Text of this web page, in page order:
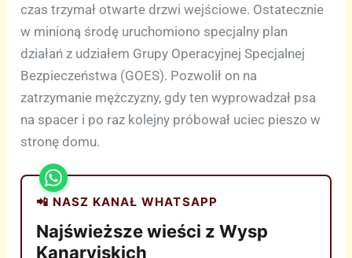
czas trzymał otwarte drzwi wejściowe. Ostatecznie
w minioną środę uruchomiono specjalny plan
działań z udziałem Grupy Operacyjnej Specjalnej
Bezpieczeństwa (GOES). Pozwolił on na
zatrzymanie mężczyzny, gdy ten wyprowadzał psa
na spacer i po raz kolejny próbował uciec pieszo w
stronę domu.
📲 NASZ KANAŁ WHATSAPP
Najświeższe wieści z Wysp
Kanaryjskich